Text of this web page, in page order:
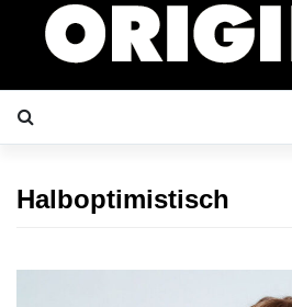
Halboptimistisch